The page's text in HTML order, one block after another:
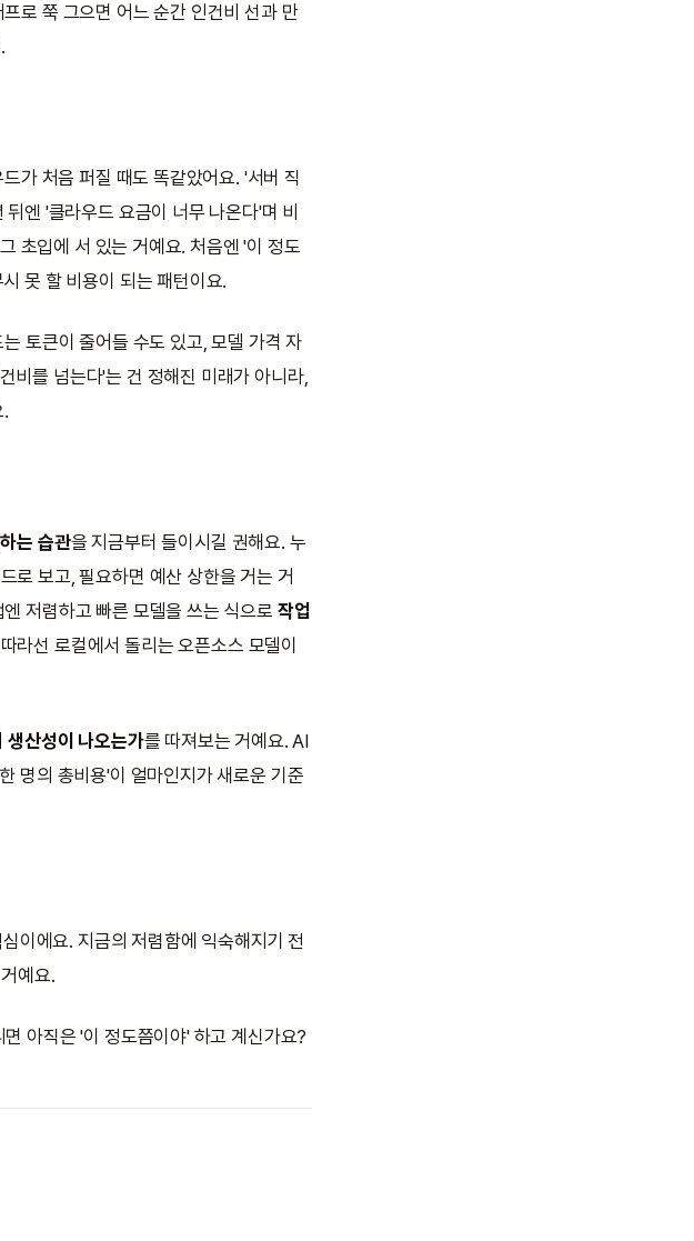
로 쭉 그으면 어느 순간 인건비 선과 만
가 처음 퍼질 때도 똑같았어요. '서버 직
엔 '클라우드 요금이 너무 나온다'며 비
초입에 서 있는 거예요. 처음엔 '이 정도
못 할 비용이 되는 패턴이요.
토큰이 줄어들 수도 있고, 모델 가격 자
비를 넘는다'는 건 정해진 미래가 아니라,
는 습관을 지금부터 들이시길 권해요. 누
로 보고, 필요하면 예산 상한을 거는 거
저렴하고 빠른 모델을 쓰는 식으로 작업
라선 로컬에서 돌리는 오픈소스 모델이
생산성이 나오는가를 따져보는 거예요. AI
명의 총비용'이 얼마인지가 새로운 기준
이에요. 지금의 저렴함에 익숙해지기 전
예요.
아직은 '이 정도쯤이야' 하고 계신가요?